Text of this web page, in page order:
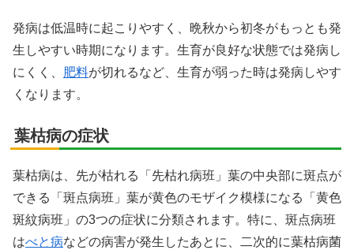
発病は低温時に起こりやすく、晩秋から初冬がもっとも発
生しやすい時期になります。生育が良好な状態では発病し
にくく、 肥料が切れるなど、生育が弱った時は発病しやす
くなります。
葉枯病の症状
葉枯病は、先が枯れる「先枯れ病班」葉の中央部に斑点が
できる「斑点病班」葉が黄色のモザイク模様になる「黄色
斑紋病班」の3つの症状に分類されます。特に、斑点病班
はべと病などの病害が発生したあとに、二次的に葉枯病菌